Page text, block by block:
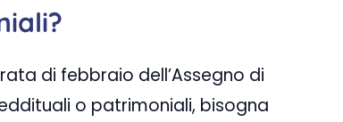
di febbraio dell’Assegno di
o patrimoniali, bisogna